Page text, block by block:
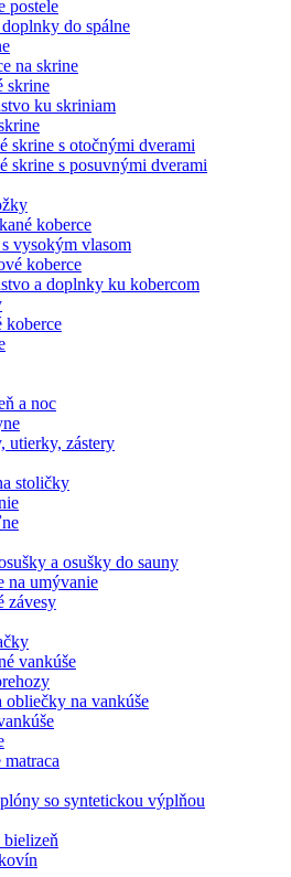
postele
do spálne
na skrine
skrine
ku skriniam
skrine s otočnými dverami
skrine s posuvnými dverami
koberce
vysokým vlasom
koberce
a doplnky ku kobercom
koberce
a noc
utierky, zástery
stoličky
a osušky do sauny
na umývanie
závesy
vankúše
obliečky na vankúše
so syntetickou výplňou